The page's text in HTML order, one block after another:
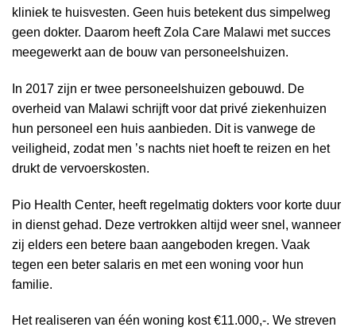
kliniek te huisvesten. Geen huis betekent dus simpelweg
geen dokter. Daarom heeft Zola Care Malawi met succes
meegewerkt aan de bouw van personeelshuizen.
In 2017 zijn er twee personeelshuizen gebouwd. De
overheid van Malawi schrijft voor dat privé ziekenhuizen
hun personeel een huis aanbieden. Dit is vanwege de
veiligheid, zodat men ’s nachts niet hoeft te reizen en het
drukt de vervoerskosten.
Pio Health Center, heeft regelmatig dokters voor korte duur
in dienst gehad. Deze vertrokken altijd weer snel, wanneer
zij elders een betere baan aangeboden kregen. Vaak
tegen een beter salaris en met een woning voor hun
familie.
Het realiseren van één woning kost €11.000,-. We streven